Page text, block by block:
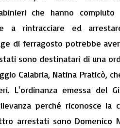
che hanno
a rintracciare ed
di ferragosto potrebbe
sono destinatari di una
Calabria, Natina Praticò,
L'ordinanza emessa del
perché riconosce la
arrestati sono Domenico